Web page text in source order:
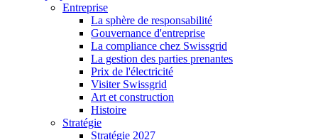
Entreprise
La sphère de responsabilité
Gouvernance d'entreprise
La compliance chez Swissgrid
La gestion des parties prenantes
Prix de l'électricité
Visiter Swissgrid
Art et construction
Histoire
Stratégie
Stratégie 2027